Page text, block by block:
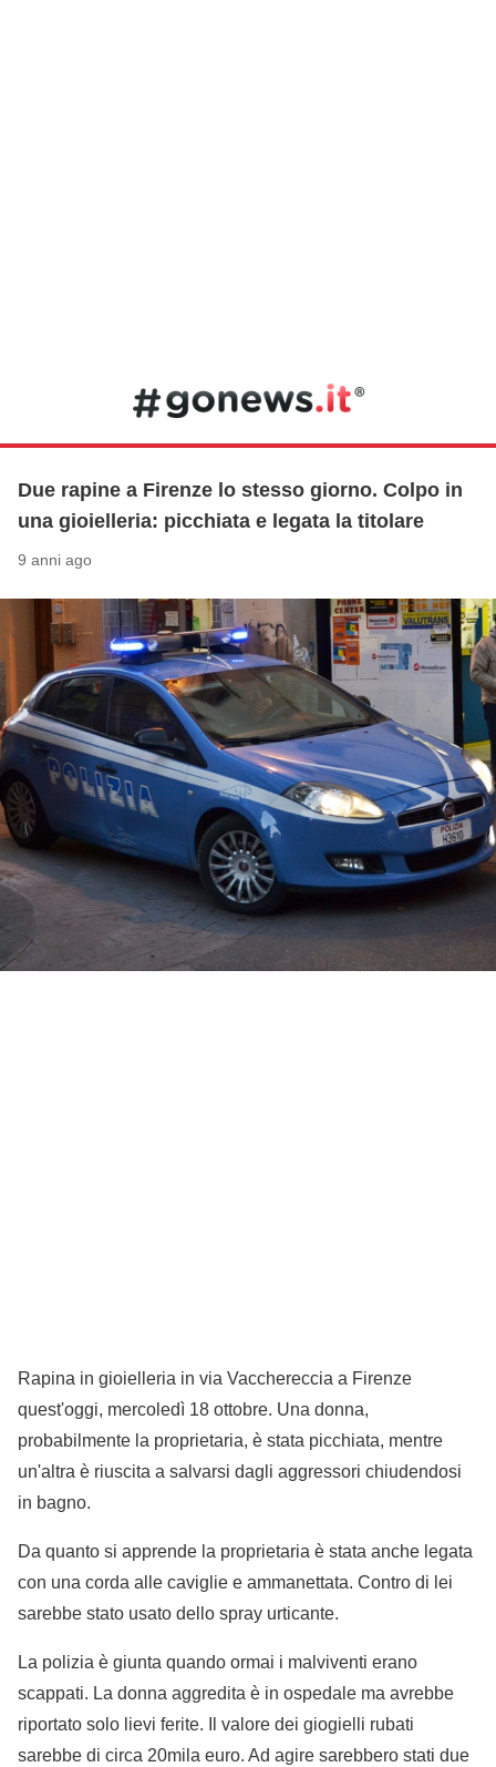
Due rapine a Firenze lo stesso giorno. Colpo in
una gioielleria: picchiata e legata la titolare
9 anni ago
Rapina in gioielleria in via Vacchereccia a Firenze
quest'oggi, mercoledì 18 ottobre. Una donna,
probabilmente la proprietaria, è stata picchiata, mentre
un'altra è riuscita a salvarsi dagli aggressori chiudendosi
in bagno.
Da quanto si apprende la proprietaria è stata anche legata
con una corda alle caviglie e ammanettata. Contro di lei
sarebbe stato usato dello spray urticante.
La polizia è giunta quando ormai i malviventi erano
scappati. La donna aggredita è in ospedale ma avrebbe
riportato solo lievi ferite. Il valore dei giogielli rubati
sarebbe di circa 20mila euro. Ad agire sarebbero stati due